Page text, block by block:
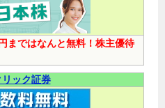
まではなんと無料！株主優待
ック証券